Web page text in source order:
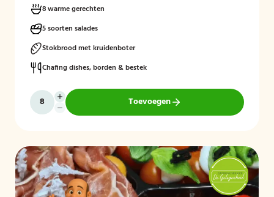
8 warme gerechten
5 soorten salades
Stokbrood met kruidenboter
Chafing dishes, borden & bestek
Toevoegen